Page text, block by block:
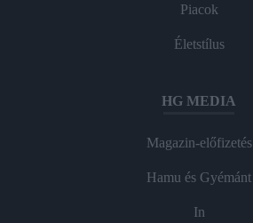
Piacok
Életstílus
HG MEDIA
Magazin-előfizetés
Hamu és Gyémánt
In